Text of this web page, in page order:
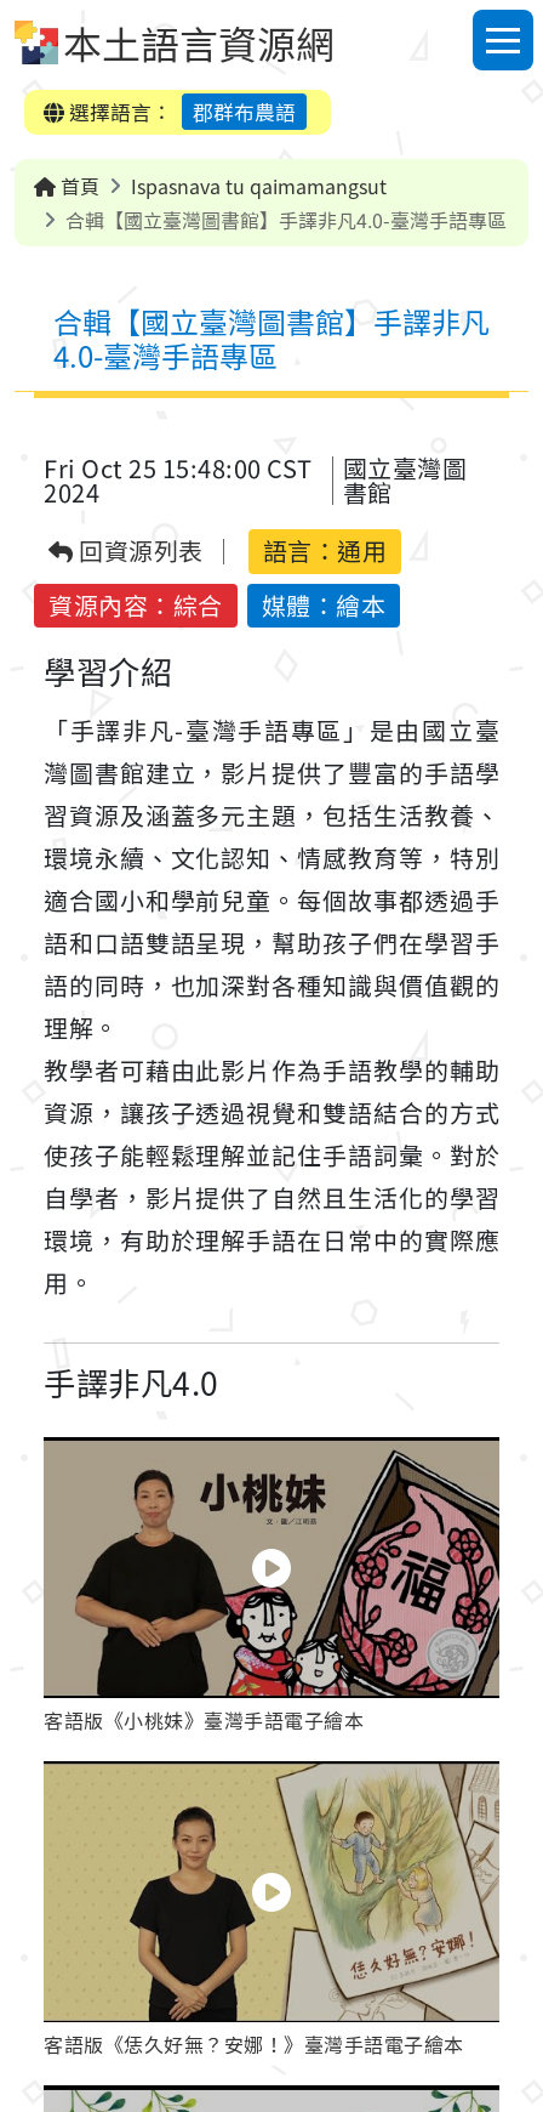
本土語言資源網
選單
選擇語言：
郡群布農語
首頁
Ispasnava tu qaimamangsut
合輯【國立臺灣圖書館】手譯非凡4.0-臺灣手語專區
合輯【國立臺灣圖書館】手譯非凡
4.0-臺灣手語專區
Fri Oct 25 15:48:00 CST
2024
國立臺灣圖
書館
回資源列表
語言： 通用
資源內容：綜合
媒體：繪本
學習介紹
「手譯非凡-臺灣手語專區」是由國立臺
灣圖書館建立，影片提供了豐富的手語學
習資源及涵蓋多元主題，包括生活教養、
環境永續、文化認知、情感教育等，特別
適合國小和學前兒童。每個故事都透過手
語和口語雙語呈現，幫助孩子們在學習手
語的同時，也加深對各種知識與價值觀的
理解。
教學者可藉由此影片作為手語教學的輔助
資源，讓孩子透過視覺和雙語結合的方式
使孩子能輕鬆理解並記住手語詞彙。對於
自學者，影片提供了自然且生活化的學習
環境，有助於理解手語在日常中的實際應
用。
手譯非凡4.0
客語版《小桃妹》臺灣手語電子繪本
客語版《恁久好無？安娜！》臺灣手語電子繪本